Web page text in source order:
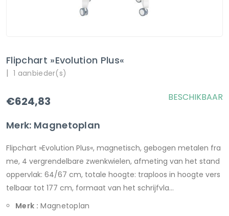
Flipchart »Evolution Plus«
| 1 aanbieder(s)
€624,83
Merk: Magnetoplan
BESCHIKBAAR
Flipchart »Evolution Plus«, magnetisch, gebogen metalen fra
me, 4 vergrendelbare zwenkwielen, afmeting van het stand
oppervlak: 64/67 cm, totale hoogte: traploos in hoogte vers
telbaar tot 177 cm, formaat van het schrijfvla...
Merk : Magnetoplan